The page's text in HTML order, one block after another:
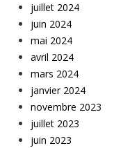
juillet 2024
juin 2024
mai 2024
avril 2024
mars 2024
janvier 2024
novembre 2023
juillet 2023
juin 2023